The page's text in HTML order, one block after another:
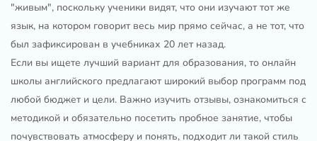
"живым", поскольку ученики видят, что они изучают тот же
язык, на котором говорит весь мир прямо сейчас, а не тот, что
был зафиксирован в учебниках 20 лет назад.
Если вы ищете лучший вариант для образования, то онлайн
школы английского предлагают широкий выбор программ под
любой бюджет и цели. Важно изучить отзывы, ознакомиться с
методикой и обязательно посетить пробное занятие, чтобы
почувствовать атмосферу и понять, подходит ли такой стиль